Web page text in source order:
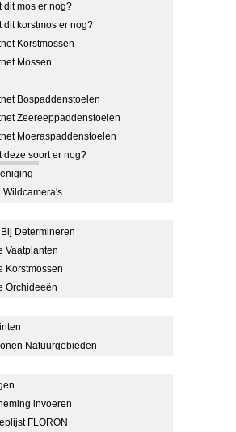
dit mos er nog?
dit korstmos er nog?
Korstmossen
Mossen
Bospaddenstoelen
Zeereeppaddenstoelen
Moeraspaddenstoelen
deze soort er nog?
Wildcamera's
Determineren
Vaatplanten
Korstmossen
Orchideeën
Natuurgebieden
invoeren
FLORON